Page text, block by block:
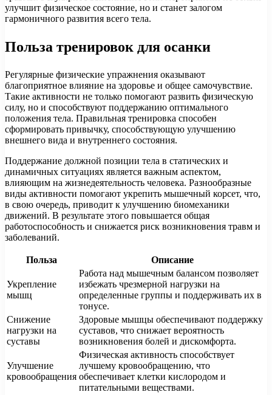
улучшит физическое состояние, но и станет залогом
гармоничного развития всего тела.
Польза тренировок для осанки
Регулярные физические упражнения оказывают
благоприятное влияние на здоровье и общее самочувствие.
Такие активности не только помогают развить физическую
силу, но и способствуют поддержанию оптимального
положения тела. Правильная тренировка способен
сформировать привычку, способствующую улучшению
внешнего вида и внутреннего состояния.
Поддержание должной позиции тела в статических и
динамичных ситуациях является важным аспектом,
влияющим на жизнедеятельность человека. Разнообразные
виды активности помогают укрепить мышечный корсет, что,
в свою очередь, приводит к улучшению биомеханики
движений. В результате этого повышается общая
работоспособность и снижается риск возникновения травм и
заболеваний.
Польза Описание
Укрепление
мышц
Работа над мышечным балансом позволяет
избежать чрезмерной нагрузки на
определенные группы и поддерживать их в
тонусе.
Снижение
нагрузки на
суставы
Здоровые мышцы обеспечивают поддержку
суставов, что снижает вероятность
возникновения болей и дискомфорта.
Улучшение
кровообращения
Физическая активность способствует
лучшему кровообращению, что
обеспечивает клетки кислородом и
питательными веществами.